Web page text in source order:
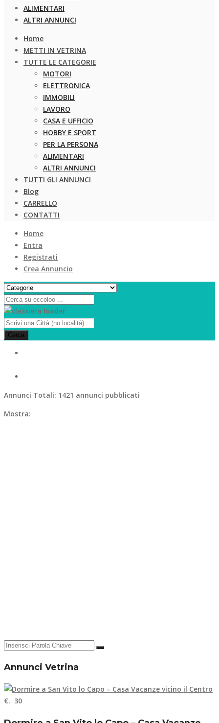
ALIMENTARI
ALTRI ANNUNCI
Home
METTI IN VETRINA
TUTTE LE CATEGORIE
MOTORI
ELETTRONICA
IMMOBILI
LAVORO
CASA E UFFICIO
HOBBY E SPORT
PER LA PERSONA
ALIMENTARI
ALTRI ANNUNCI
TUTTI GLI ANNUNCI
Blog
CARRELLO
CONTATTI
Home
Entra
Registrati
Crea Annuncio
Cerca
Annunci Totali: 1421 annunci pubblicati
Mostra:
Annunci Vetrina
€. 30